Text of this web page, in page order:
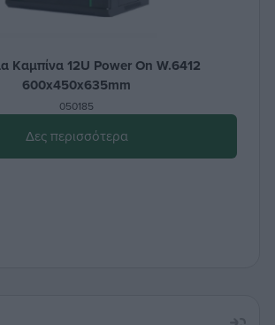
Καμπίνα 12U Power On W.6412
600x450x635mm
050185
Δες περισσότερα